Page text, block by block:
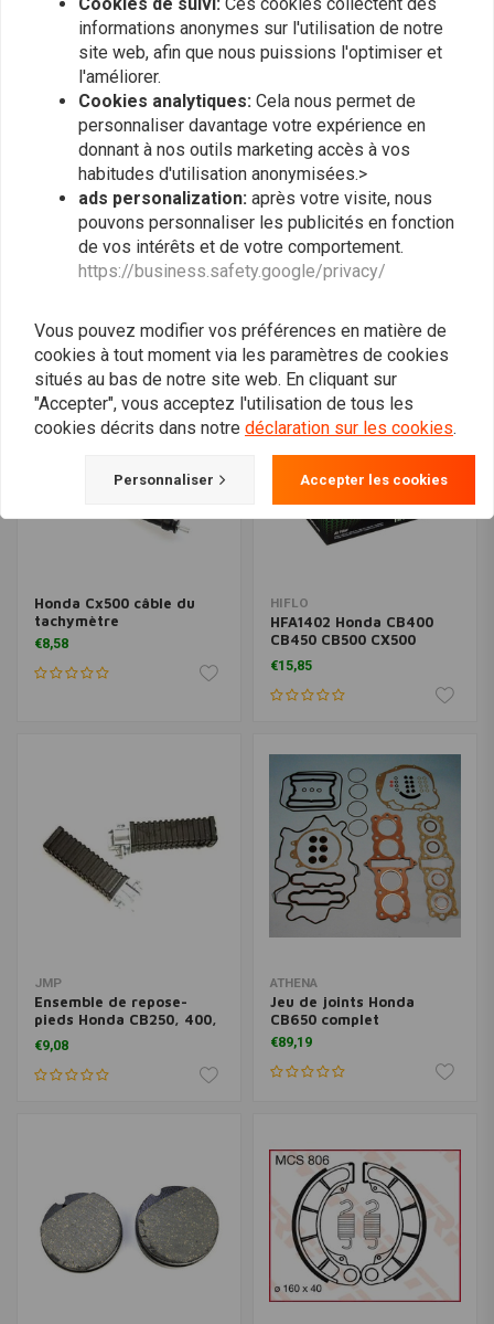
Kit de réparation maître
cylindre Honda CB CBX
TOURMAX
Kit de réparation
carburateur Honda CB
Honda Cx500 câble du
tachymètre
€8,58
HIFLO
HFA1402 Honda CB400
CB450 CB500 CX500
CX500C GL500
€15,85
JMP
Ensemble de repose-
pieds Honda CB250, 400,
500, 650 CX500 XL500
€9,08
ATHENA
Jeu de joints Honda
CB650 complet
€89,19
informations anonymes sur l'utilisation de notre
site web, afin que nous puissions l'optimiser et
l'améliorer.
Cookies analytiques: Cela nous permet de
personnaliser davantage votre expérience en
donnant à nos outils marketing accès à vos
habitudes d'utilisation anonymisées.>
ads personalization: après votre visite, nous
pouvons personnaliser les publicités en fonction
de vos intérêts et de votre comportement.
https://business.safety.google/privacy/
Vous pouvez modifier vos préférences en matière de
cookies à tout moment via les paramètres de cookies
situés au bas de notre site web. En cliquant sur
"Accepter", vous acceptez l'utilisation de tous les
cookies décrits dans notre déclaration sur les cookies.
Personnaliser Accepter les cookies